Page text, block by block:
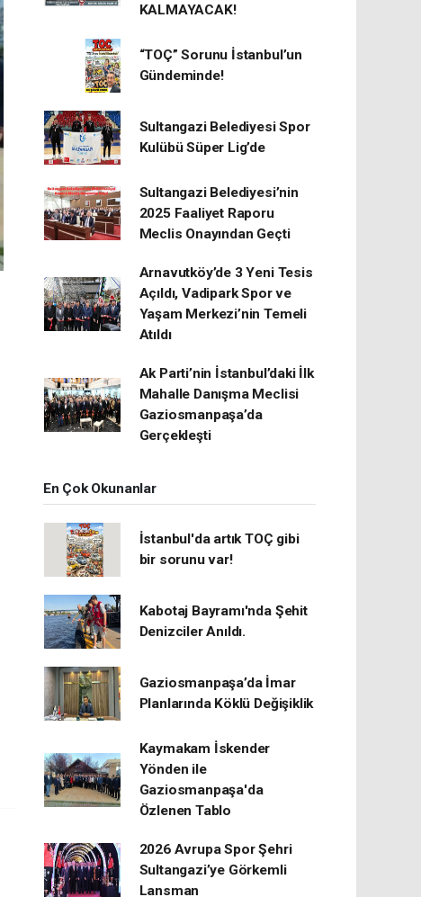
KALMAYACAK!
“TOÇ” Sorunu İstanbul’un
Gündeminde!
Sultangazi Belediyesi Spor
Kulübü Süper Lig’de
Sultangazi Belediyesi’nin
2025 Faaliyet Raporu
Meclis Onayından Geçti
Arnavutköy’de 3 Yeni Tesis
Açıldı, Vadipark Spor ve
Yaşam Merkezi’nin Temeli
Atıldı
Ak Parti’nin İstanbul’daki İlk
Mahalle Danışma Meclisi
Gaziosmanpaşa’da
Gerçekleşti
En Çok Okunanlar
İstanbul'da artık TOÇ gibi
bir sorunu var!
Kabotaj Bayramı'nda Şehit
Denizciler Anıldı.
Gaziosmanpaşa’da İmar
Planlarında Köklü Değişiklik
Kaymakam İskender
Yönden ile
Gaziosmanpaşa'da
Özlenen Tablo
2026 Avrupa Spor Şehri
Sultangazi’ye Görkemli
Lansman